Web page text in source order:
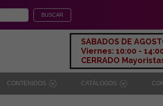
SABADOS DE
Viernes: 10:00 -
CERRADO
CONTENIDOS CATÁLOGOS